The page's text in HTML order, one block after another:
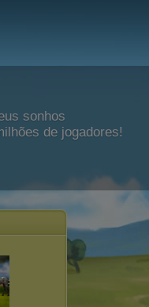
sonhos
de jogadores!